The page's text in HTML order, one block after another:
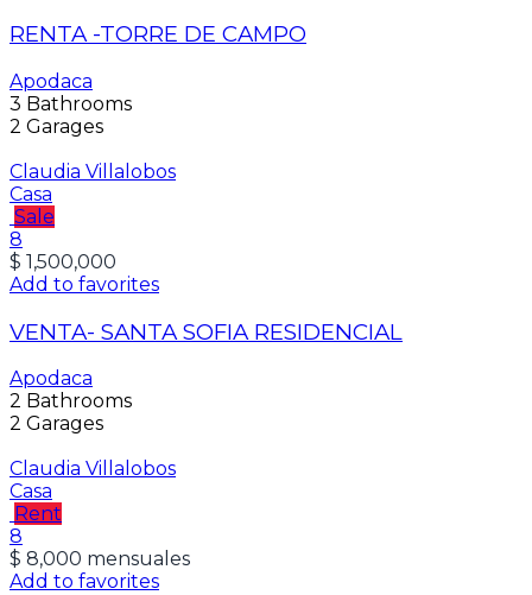
RENTA -TORRE DE CAMPO
Apodaca
3 Bathrooms
2 Garages
Claudia Villalobos
Casa
Sale
8
$ 1,500,000
Add to favorites
VENTA- SANTA SOFIA RESIDENCIAL
Apodaca
2 Bathrooms
2 Garages
Claudia Villalobos
Casa
Rent
8
$ 8,000 mensuales
Add to favorites